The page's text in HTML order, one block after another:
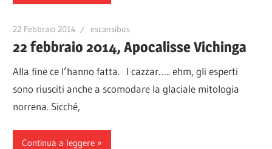
22 Febbraio 2014 escansibus
22 febbraio 2014, Apocalisse Vichinga
Alla fine ce l’hanno fatta. I cazzar….. ehm, gli esperti
sono riusciti anche a scomodare la glaciale mitologia
norrena. Sicché,
Continua a leggere